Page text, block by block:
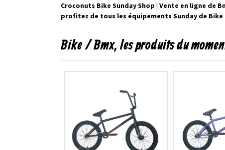
Croconuts Bike Sunday Shop | Vente en ligne de
profitez de tous les équipements Sunday de
Bike / Bmx, les produits du